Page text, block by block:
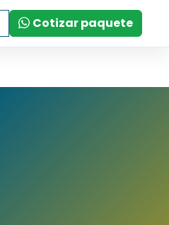
Cotizar paquete